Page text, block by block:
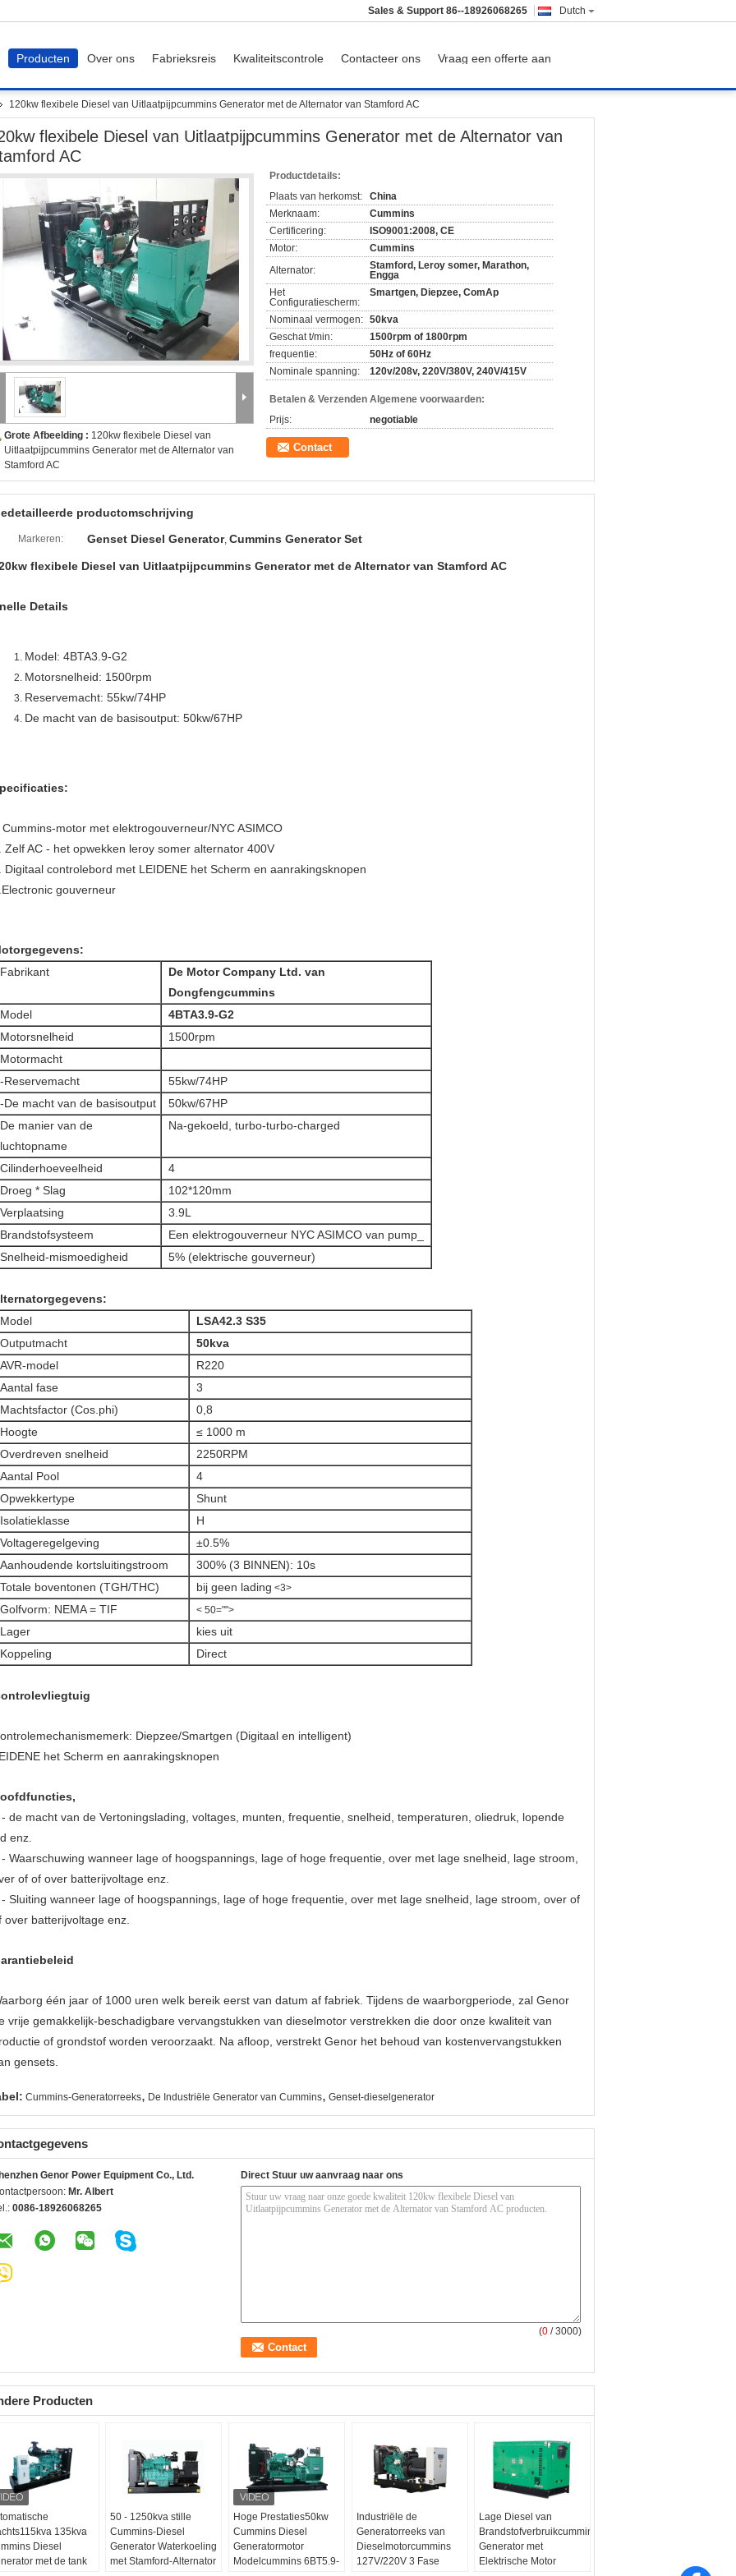
Dutch
Sales & Support 86--18926068265
Producten Over ons Fabrieksreis Kwaliteitscontrole Contacteer ons Vraag een offerte aan
120kw flexibele Diesel van Uitlaatpijpcummins Generator met de Alternator van Stamford AC
flexibele Diesel van Uitlaatpijpcummins Generator met de Alternator van
AC
Grote Afbeelding : 120kw flexibele Diesel van
Uitlaatpijpcummins Generator met de Alternator van
Stamford AC
Productdetails:
Plaats van herkomst:
China
Merknaam:
Cummins
Certificering:
ISO9001:2008, CE
Motor:
Cummins
Alternator:
Stamford, Leroy somer, Marathon,
Engga
Het
Configuratiescherm:
Smartgen, Diepzee, ComAp
Nominaal vermogen: 50kva
Geschat t/min:
1500rpm of 1800rpm
frequentie:
50Hz of 60Hz
Nominale spanning:
120v/208v, 220V/380V, 240V/415V
Betalen & Verzenden Algemene voorwaarden:
Prijs:
negotiable
Contact
productomschrijving
Markeren: Genset Diesel Generator, Cummins Generator Set
flexibele Diesel van Uitlaatpijpcummins Generator met de Alternator van Stamford AC
Details
Model: 4BTA3.9-G2
Motorsnelheid: 1500rpm
Reservemacht: 55kw/74HP
De macht van de basisoutput: 50kw/67HP
Cummins-motor met elektrogouverneur/NYC ASIMCO
Zelf AC - het opwekken leroy somer alternator 400V
Digitaal controlebord met LEIDENE het Scherm en aanrakingsknopen
gouverneur
Fabrikant
De Motor Company Ltd. van
Dongfengcummins
Model
4BTA3.9-G2
Motorsnelheid
1500rpm
Motormacht
-Reservemacht
55kw/74HP
-De macht van de basisoutput
50kw/67HP
De manier van de
luchtopname
Na-gekoeld, turbo-turbo-charged
Cilinderhoeveelheid
4
Droeg * Slag
102*120mm
Verplaatsing
3.9L
Brandstofsysteem
Een elektrogouverneur NYC ASIMCO van pump_
Snelheid-mismoedigheid
5% (elektrische gouverneur)
Model
LSA42.3 S35
Outputmacht
50kva
AVR-model
R220
Aantal fase
3
Machtsfactor (Cos.phi)
0,8
Hoogte
≤ 1000 m
Overdreven snelheid
2250RPM
Aantal Pool
4
Opwekkertype
Shunt
Isolatieklasse
H
Voltageregelgeving
±0.5%
Aanhoudende kortsluitingstroom
300% (3 BINNEN): 10s
Totale boventonen (TGH/THC)
bij geen lading <3>
Golfvorm: NEMA = TIF < 50="">
Lager
kies uit
Koppeling
Direct
Diepzee/Smartgen (Digitaal en intelligent)
het Scherm en aanrakingsknopen
de macht van de Vertoningslading, voltages, munten, frequentie, snelheid, temperaturen, oliedruk, lopende
enz.
Waarschuwing wanneer lage of hoogspannings, lage of hoge frequentie, over met lage snelheid, lage stroom,
of of over batterijvoltage enz.
Sluiting wanneer lage of hoogspannings, lage of hoge frequentie, over met lage snelheid, lage stroom, over of
over batterijvoltage enz.
één jaar of 1000 uren welk bereik eerst van datum af fabriek. Tijdens de waarborgperiode, zal Genor
vrije gemakkelijk-beschadigbare vervangstukken van dieselmotor verstrekken die door onze kwaliteit van
of grondstof worden veroorzaakt. Na afloop, verstrekt Genor het behoud van kostenvervangstukken
gensets.
Cummins-Generatorreeks, De Industriële Generator van Cummins, Genset-dieselgenerator
Genor Power Equipment Co., Ltd.
Mr. Albert
0086-18926068265
Direct Stuur uw aanvraag naar ons
(0 / 3000)
Producten
135kva
Diesel
met de tank
50 - 1250kva stille
Cummins-Diesel
Generator Waterkoeling
met Stamford-Alternator
Hoge Prestaties50kw
Cummins Diesel
Generatormotor
Modelcummins 6BT5.9-
Industriële de
Generatorreeks van
Dieselmotorcummins
127V/220V 3 Fase
Lage Diesel van
Brandstofverbruikcummins
Generator met
Elektrische Motor